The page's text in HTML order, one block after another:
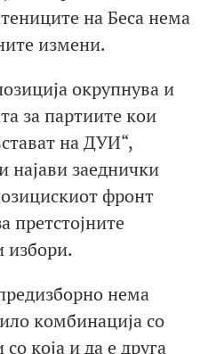
на Беса нема
измени.
окрупнува и
за партиите кои
на ДУИ“,
најави заеднички
фронт
претстојните
избори.
нема
комбинација со
која и да е друга